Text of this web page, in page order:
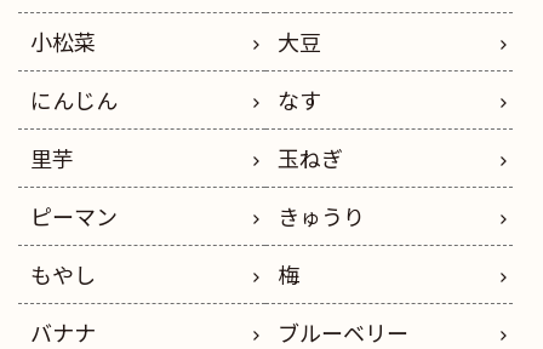
小松菜
大豆
にんじん
なす
里芋
玉ねぎ
ピーマン
きゅうり
もやし
梅
バナナ
ブルーベリー